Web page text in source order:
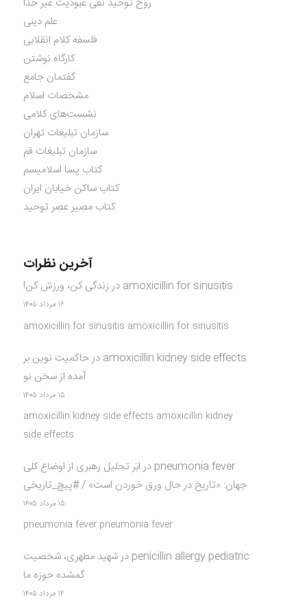
علم دینی
فلسفه کلام انقلابی
کارگاه نوشتن
گفتمان جامع
مشخصات اسلام
نشست‌های کلامی
سازمان تبلیغات تهران
سازمان تبلیغات قم
کتاب پسا اسلامیسم
کتاب ساکن خیابان ایران
کتاب مصیر عصر توحید
آخرین نظرات
amoxicillin for sinusitis درزندگی کن، ورزش کن!
۱۶ مرداد ۱۴۰۵
amoxicillin for sinusitis amoxicillin for sinusitis
amoxicillin kidney side effects درحاکمیت نوین بر
آمده از سخن نو
۱۵ مرداد ۱۴۰۵
amoxicillin kidney side effects amoxicillin kidney
side effects
pneumonia fever در ابَر تحلیل رهبری از اوضاع کلی
جهان: «تاریخ در حال ورق خوردن است» / #پیچ_تاریخی
۱۵ مرداد ۱۴۰۵
pneumonia fever pneumonia fever
penicillin allergy pediatric درشهید مطهری، شخصیت
گمشده حوزه ما
۱۴ مرداد ۱۴۰۵